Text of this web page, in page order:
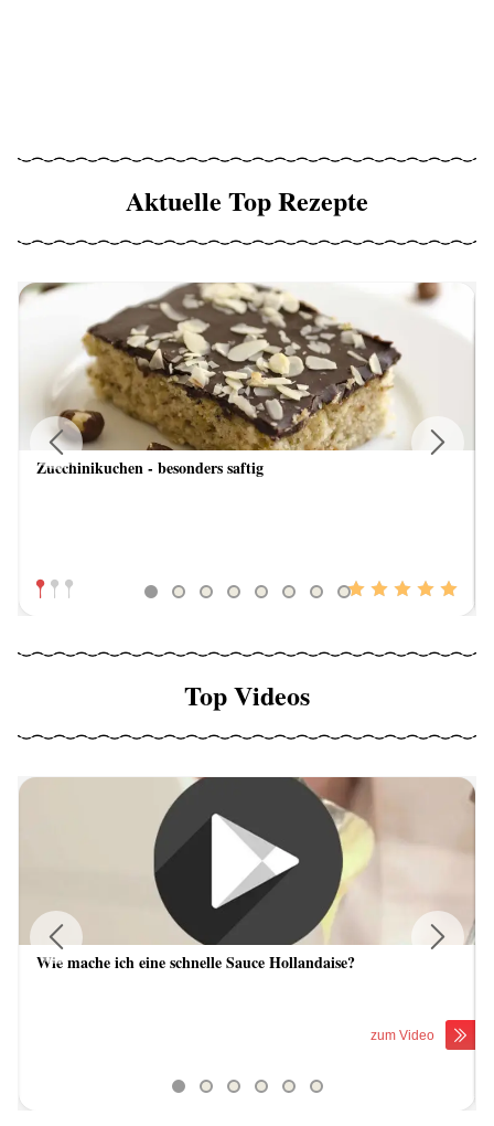
Aktuelle Top Rezepte
Zucchinikuchen - besonders saftig
Previous
Top Videos
Wie mache ich eine schnelle Sauce Hollandaise?
zum Video
Previous